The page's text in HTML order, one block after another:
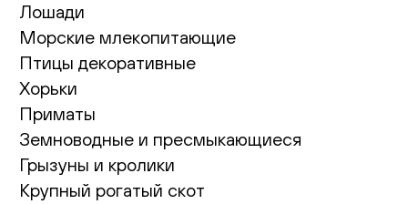
Лошади
Морские млекопитающие
Птицы декоративные
Хорьки
Приматы
Земноводные и пресмыкающиеся
Грызуны и кролики
Крупный рогатый скот